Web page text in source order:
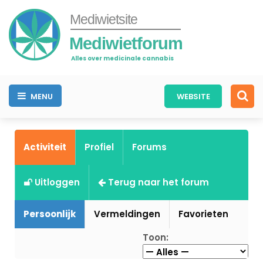
Mediwietsite
Mediwietforum
Alles over medicinale cannabis
MENU WEBSITE
Activiteit Profiel Forums
Uitloggen Terug naar het forum
Persoonlijk Vermeldingen
Favorieten
Toon: